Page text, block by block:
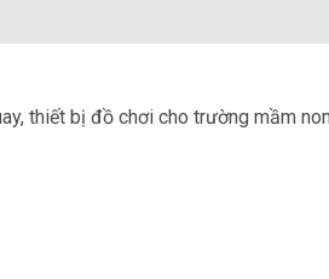
thiết bị đồ chơi cho trường mầm